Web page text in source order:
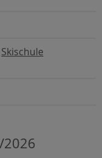
Skischule
2026